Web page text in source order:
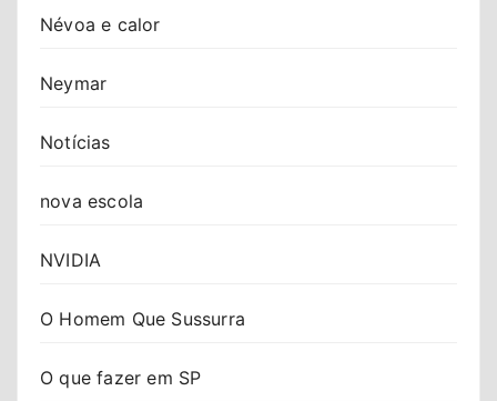
Névoa e calor
Neymar
Notícias
nova escola
NVIDIA
O Homem Que Sussurra
O que fazer em SP